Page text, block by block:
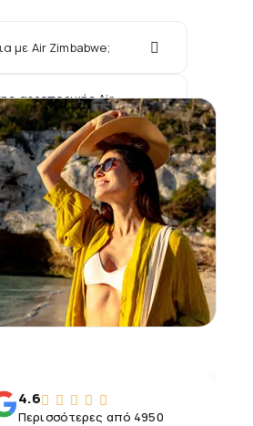
με Air Zimbabwe;
αεροπορικής Air
4.6
Περισσότερες από 4950